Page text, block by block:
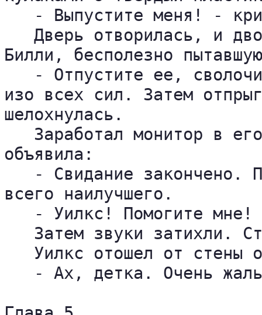
- Выпустите меня! -
Дверь отворилась, и
Билли, бесполезно
- Отпустите ее,
изо всех сил. Затем
шелохнулась.
Заработал монитор в
объявила:
- Свидание закончено.
всего наилучшего.
- Уилкс! Помогите
Затем звуки затихли.
Уилкс отошел от стены
- Ах, детка. Очень